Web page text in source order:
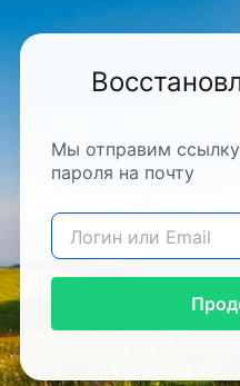
Мы отправим
пароля на почту